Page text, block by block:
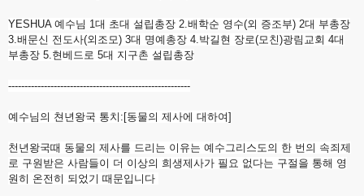
YESHUA 예수님 1대 초대 설립총장 2.배학순 영수(외 증조부) 2대 부총장
3.배문신 전도사(외조모) 3대 명예총장 4.박길현 장로(모친)광림교회 4대
부총장 5.현베드로 5대 지구촌 설립총장
--------------------------------------------------------
예수님의 쳔년왕국 통치:[동물의 제사에 대하여]
천년왕국때 동물의 제사를 드리는 이유는 예수그리스도의 한 번의 속죄제
로 구원받은 사람들이 더 이상의 희생제사가 필요 없다는 구절을 통해 영
원히 온전히 되었기 때문입니다